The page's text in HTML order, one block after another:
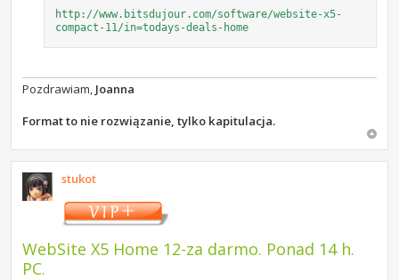
http://www.bitsdujour.com/software/website-x5-
compact-11/in=todays-deals-home
Pozdrawiam, Joanna
Format to nie rozwiązanie, tylko kapitulacja.
stukot
WebSite X5 Home 12-za darmo. Ponad 14 h.
PC.